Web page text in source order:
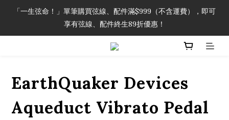
「一生弦命！」單筆購買弦線、配件滿$999（不含運費），即可
享有弦線、配件終生89折優惠！
「一生弦命！」單筆購買弦線、配件滿$999（不含運費），即可
享有弦線、配件終生89折優惠！
加入會員即領2000元購物金。 加入購物車查看更多折扣！
「一生弦命！」單筆購買弦線、配件滿$999（不含運費），即可
享有弦線、配件終生89折優惠！
EarthQuaker Devices
Aqueduct Vibrato Pedal